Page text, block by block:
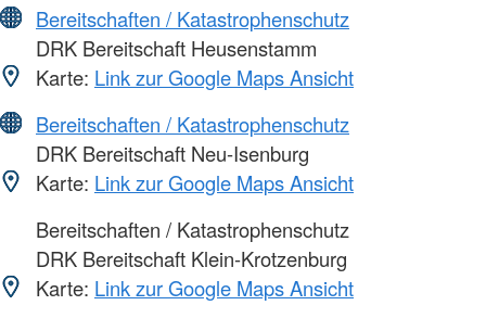
Bereitschaften / Katastrophenschutz
DRK Bereitschaft Heusenstamm
Karte: Link zur Google Maps Ansicht
Bereitschaften / Katastrophenschutz
DRK Bereitschaft Neu-Isenburg
Karte: Link zur Google Maps Ansicht
Bereitschaften / Katastrophenschutz
DRK Bereitschaft Klein-Krotzenburg
Karte: Link zur Google Maps Ansicht